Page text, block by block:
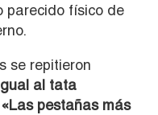
parecido físico de
se repitieron
al tata
«Las pestañas más